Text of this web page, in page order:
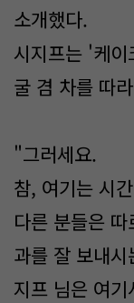
소개했다.
시지프는 '케
굴 겸 차를 따
"그러세요.
참, 여기는 시
다른 분들은
과를 잘 보내
지프 님은 여